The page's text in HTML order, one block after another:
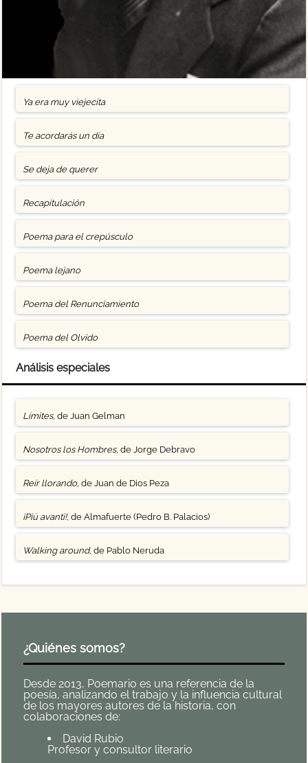
Ya era muy viejecita
Te acordarás un día
Se deja de querer
Recapitulación
Poema para el crepúsculo
Poema lejano
Poema del Renunciamiento
Poema del Olvido
Análisis especiales
Límites, de Juan Gelman
Nosotros los Hombres, de Jorge Debravo
Reír llorando, de Juan de Dios Peza
¡Più avanti!, de Almafuerte (Pedro B. Palacios)
Walking around, de Pablo Neruda
¿Quiénes somos?
Desde 2013, Poemario es una referencia de la
poesía, analizando el trabajo y la influencia cultural
de los mayores autores de la historia, con
colaboraciones de:
David Rubio
Profesor y consultor literario